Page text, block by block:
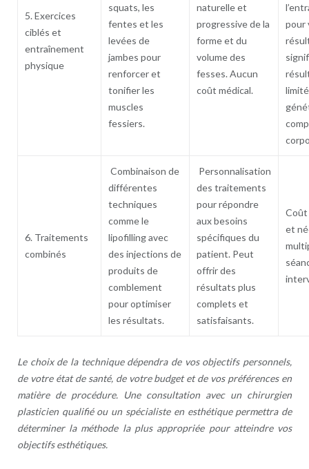
5. Exercices
ciblés et
entraînement
physique
squats, les
fentes et les
levées de
jambes pour
renforcer et
tonifier les
muscles
fessiers.
naturelle et
progressive de la
forme et du
volume des
fesses. Aucun
coût médical.
pour
6. Traitements
combinés
Combinaison de
différentes
techniques
comme le
lipofilling avec
des injections de
produits de
comblement
pour optimiser
les résultats.
Personnalisation
des traitements
pour répondre
aux besoins
spécifiques du
patient. Peut
offrir des
résultats plus
complets et
satisfaisants.
Coût
et
Le choix de la technique dépendra de vos objectifs personnels,
de votre état de santé, de votre budget et de vos préférences en
matière de procédure. Une consultation avec un chirurgien
plasticien qualifié ou un spécialiste en esthétique permettra de
déterminer la méthode la plus appropriée pour atteindre vos
objectifs esthétiques.